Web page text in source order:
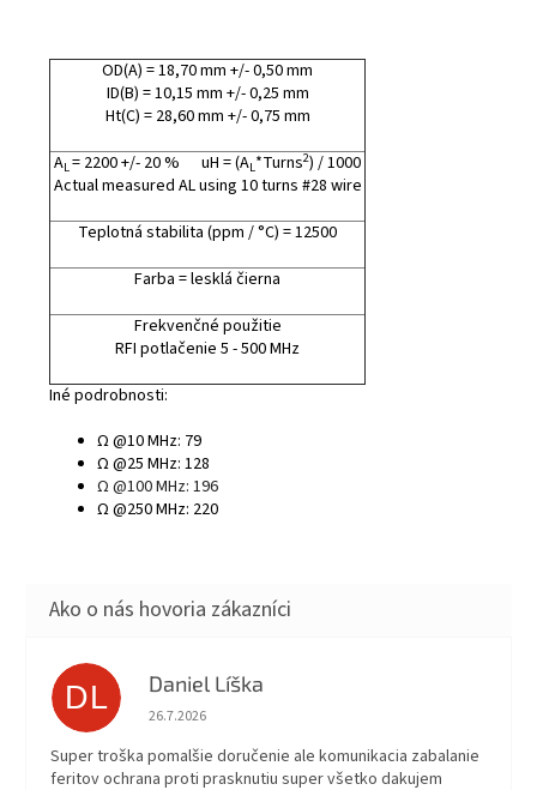
OD(A) = 18,70 mm +/- 0,50 mm
ID(B) = 10,15 mm +/- 0,25 mm
Ht(C) = 28,60 mm +/- 0,75 mm
AL= 2200 +/- 20 % uH = (AL*Turns2) / 1000
Actual measured AL using 10 turns #28 wire
Teplotná stabilita (ppm / °C) = 12500
Farba = lesklá čierna
Frekvenčné použitie
RFI potlačenie 5 - 500 MHz
Iné podrobnosti:
Ω @10 MHz: 79
Ω @25 MHz: 128
Ω @100 MHz: 196
Ω @250 MHz: 220
DL Daniel Líška
Hodnotenie obchodu je 5 z 5 hviezdičiek.
26.7.2026
Super troška pomalšie doručenie ale komunikacia zabalanie
feritov ochrana proti prasknutiu super všetko dakujem